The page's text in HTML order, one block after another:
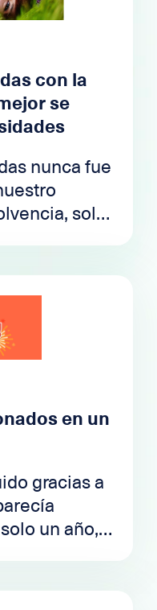
con la
se
nunca fue
solo
en un
gracias a
un año,